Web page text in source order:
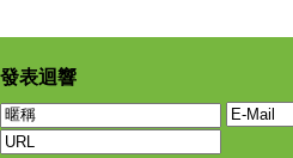
發表迴響